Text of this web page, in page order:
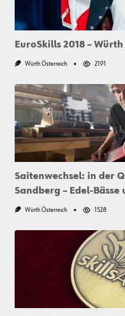
EuroSkills 2018 –
Würth Österreich 2191
Saitenwechsel: in der
Sandberg – Edel-
Würth Österreich 1528